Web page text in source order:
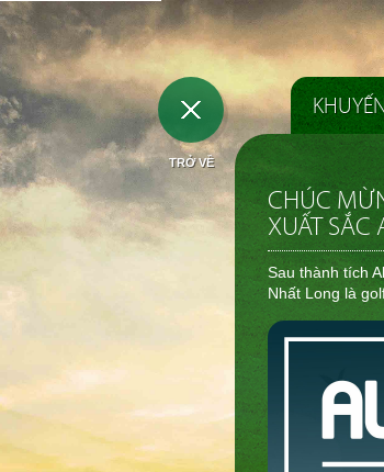
TRỞ VỀ
CHÚC
XUẤT SẮC
Sau thành tích
Nhất Long là